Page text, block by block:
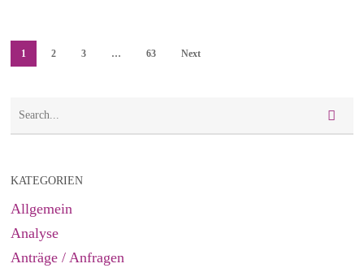
1 2 3 … 63 Next
KATEGORIEN
Allgemein
Analyse
Anträge / Anfragen